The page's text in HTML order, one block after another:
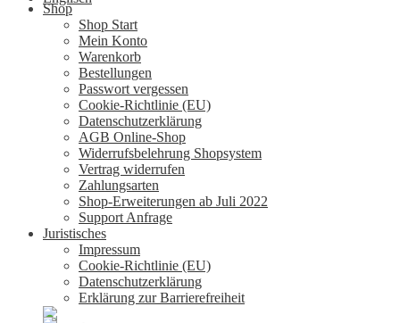
Shop
Shop Start
Mein Konto
Warenkorb
Bestellungen
Passwort vergessen
Cookie-Richtlinie (EU)
Datenschutzerklärung
AGB Online-Shop
Widerrufsbelehrung Shopsystem
Vertrag widerrufen
Zahlungsarten
Shop-Erweiterungen ab Juli 2022
Support Anfrage
Juristisches
Impressum
Cookie-Richtlinie (EU)
Datenschutzerklärung
Erklärung zur Barrierefreiheit